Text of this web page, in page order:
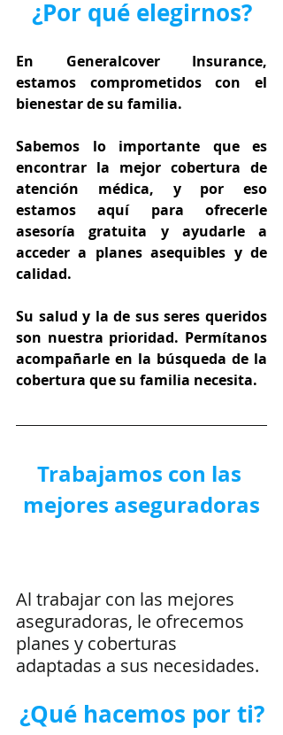
¿Por qué elegirnos?
En Generalcover Insurance,
estamos comprometidos con el
bienestar de su familia.
Sabemos lo importante que es
encontrar la mejor cobertura de
atención médica, y por eso
estamos aquí para ofrecerle
asesoría gratuita y ayudarle a
acceder a planes asequibles y de
calidad.
Su salud y la de sus seres queridos
son nuestra prioridad. Permítanos
acompañarle en la búsqueda de la
cobertura que su familia necesita.
Trabajamos con las
mejores aseguradoras
Al trabajar con las mejores
aseguradoras, le ofrecemos
planes y coberturas
adaptadas a sus necesidades.
¿Qué hacemos por ti?